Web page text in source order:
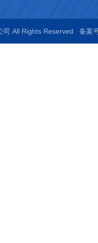
司 All Rights Reserved 备案